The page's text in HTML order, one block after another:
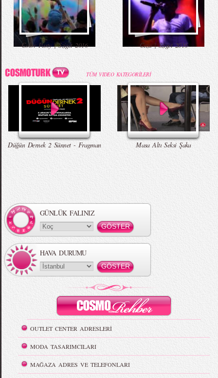
Color Party | Sziget 2016 Ceza | Sziget 2016
TÜM VIDEO KATEGORİLERİ
Düğün Dernek 2 Sünnet - Fragman Masa Altı Seksi Şaka
GÜNLÜK FALINIZ
HAVA DURUMU
OUTLET CENTER ADRESLERİ
MODA TASARIMCILARI
MAĞAZA ADRES VE TELEFONLARI